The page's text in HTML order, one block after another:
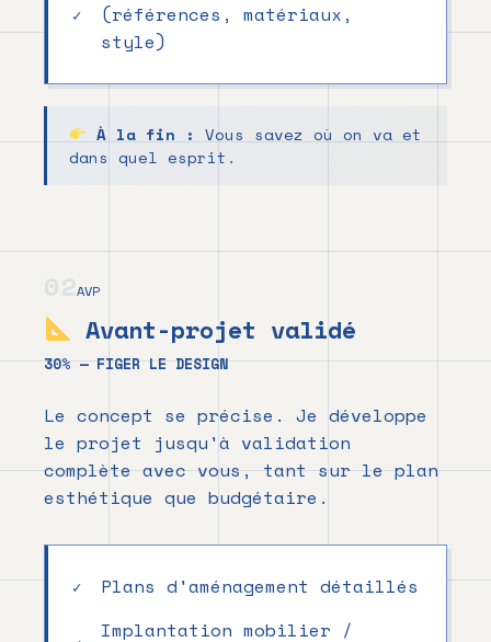
(références, matériaux,
style)
À la fin : Vous savez où on va et
dans quel esprit.
AVP
Avant-projet validé
30% — FIGER LE DESIGN
Le concept se précise. Je développe
le projet jusqu'à validation
complète avec vous, tant sur le plan
esthétique que budgétaire.
Plans d'aménagement détaillés
Implantation mobilier /